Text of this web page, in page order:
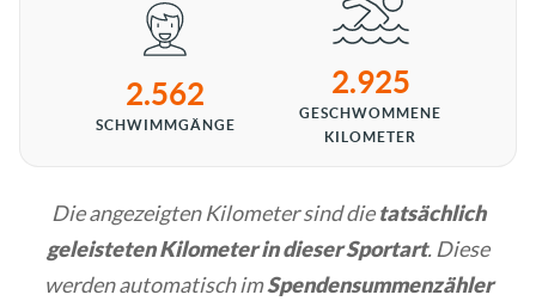
2.562
SCHWIMMGÄNGE
2.925
GESCHWOMMENE
KILOMETER
Die angezeigten Kilometer sind dietatsächlich
geleisteten Kilometer in dieser Sportart. Diese
werden automatisch imSpendensummenzähler